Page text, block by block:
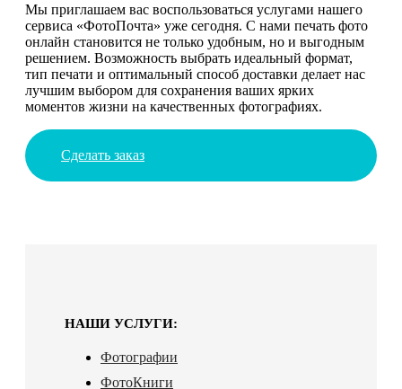
Мы приглашаем вас воспользоваться услугами нашего
сервиса «ФотоПочта» уже сегодня. С нами печать фото
онлайн становится не только удобным, но и выгодным
решением. Возможность выбрать идеальный формат,
тип печати и оптимальный способ доставки делает нас
лучшим выбором для сохранения ваших ярких
моментов жизни на качественных фотографиях.
Сделать заказ
НАШИ УСЛУГИ:
Фотографии
ФотоКниги